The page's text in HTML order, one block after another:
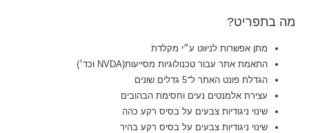
מה בתפריט?
מתן אפשרות לניווט ע״י מקלדת
התאמת אתר עבור טכנולוגיות מסייעות(NVDA וכד׳)
הגדלת פונט האתר ל־5 גדלים שונים
עצירת אלמנטים נעים וחסימת הבהובים
שינוי ניגודיות צבעים על בסיס רקע כהה
שינוי ניגודיות צבעים על בסיס רקע בהיר